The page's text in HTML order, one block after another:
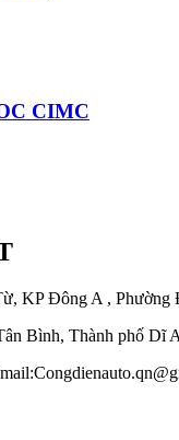
CIMC
KP Đông A ,
Bình, Thành phố Dĩ